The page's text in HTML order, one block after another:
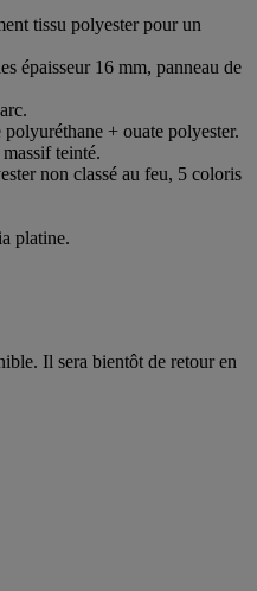
tissu polyester pour un
épaisseur 16 mm, panneau de
+ ouate polyester.
teinté.
non classé au feu, 5 coloris
platine.
Il sera bientôt de retour en